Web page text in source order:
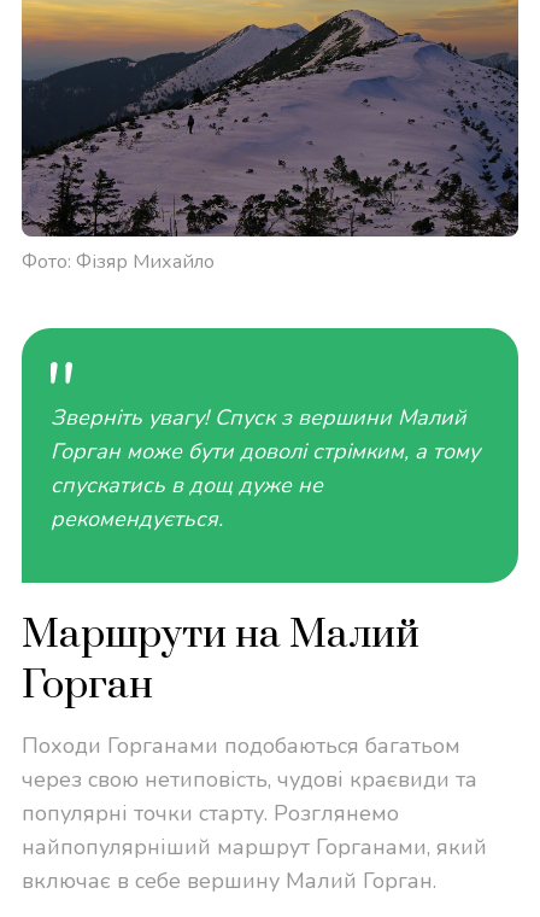
Фото: Фізяр Михайло
Зверніть увагу! Спуск з вершини Малий
Горган може бути доволі стрімким, а тому
спускатись в дощ дуже не
рекомендується.
Маршрути на Малий
Горган
Походи Горганами подобаються багатьом
через свою нетиповість, чудові краєвиди та
популярні точки старту. Розглянемо
найпопулярніший маршрут Горганами, який
включає в себе вершину Малий Горган.